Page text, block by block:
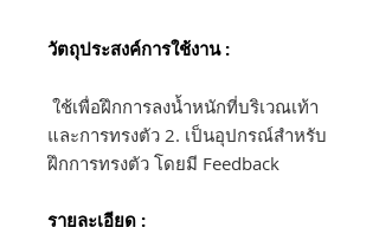
วัตถุประสงค์การใช้งาน :
ใช้เพื่อฝึกการลงน้ำหนักที่บริเวณเท้า
และการทรงตัว 2. เป็นอุปกรณ์สำหรับ
ฝึกการทรงตัว โดยมี Feedback
รายละเอียด :